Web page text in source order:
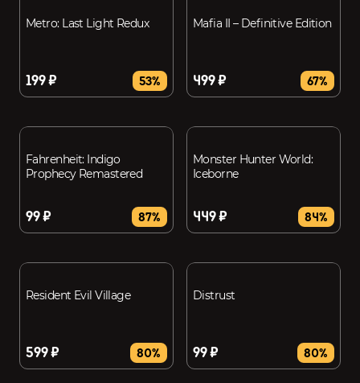
Metro: Last Light Redux
199 ₽ 53%
Mafia II – Definitive Edition
499 ₽ 67%
Fahrenheit: Indigo
Prophecy Remastered
99 ₽ 87%
Monster Hunter World:
Iceborne
449 ₽ 84%
Resident Evil Village
599 ₽ 80%
Distrust
99 ₽ 80%